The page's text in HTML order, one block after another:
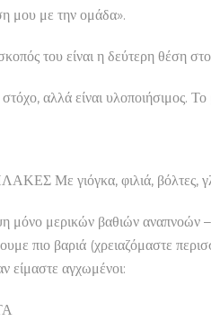
μου με την ομάδα».
του είναι η δεύτερη θέση
αλλά είναι
γιόγκα, φιλιά, βόλτες,
μόνο μερικών βαθιών αναπνοών
πιο βαριά (χρειαζόμαστε
είμαστε αγχωμένοι: